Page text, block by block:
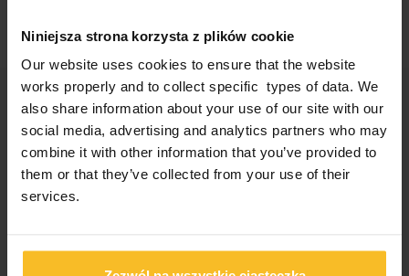
Niniejsza strona korzysta z plików cookie
Our website uses cookies to ensure that the website
works properly and to collect specific types of data. We
also share information about your use of our site with our
social media, advertising and analytics partners who may
combine it with other information that you’ve provided to
them or that they’ve collected from your use of their
services.
Kategorie
Wiadomości firmowe
Wiadomości o produktach
Wiadomości o wydarzeniach